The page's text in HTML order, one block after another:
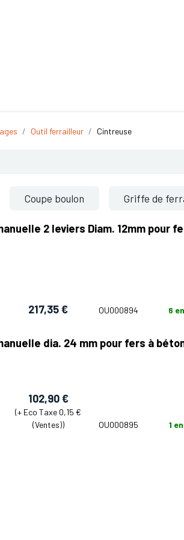
Outil ferrailleur Cintreuse
Coupe boulon Griffe de
2 leviers Diam. 12mm pour
217,35€ OU000894 6
dia. 24 mm pour fers à
102,90€
(+ Eco Taxe 0,15 €
(Ventes)) OU000895 1